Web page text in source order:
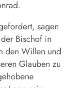
sagen
Bischof in
den Willen und
Glauben zu